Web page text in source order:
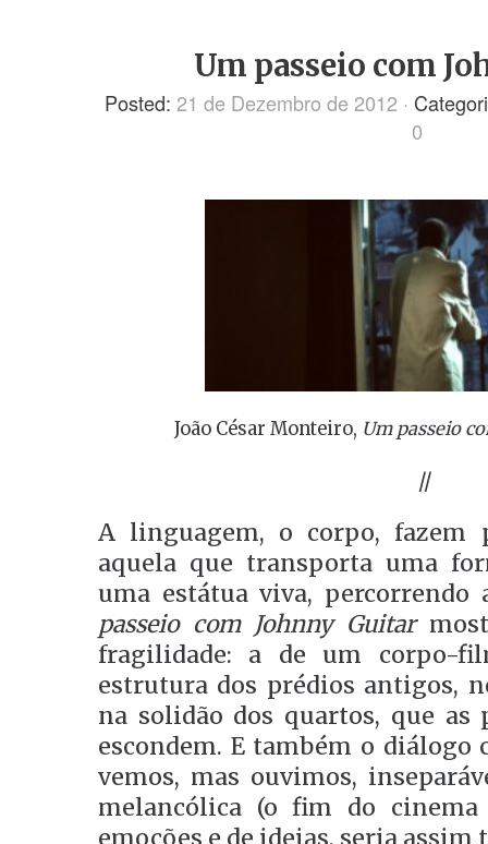
Um passeio com
Posted: 21 de Dezembro de 2012 ·
0
João César Monteiro, Um passeio
//
A linguagem, o corpo, fazem
aquela que transporta uma
uma estátua viva, percorrendo
passeio com Johnny Guitar
fragilidade: a de um corpo-
estrutura dos prédios antigos,
na solidão dos quartos, que as
escondem. E também o
vemos, mas ouvimos,
melancólica (o fim do cinema
emoções e de ideias, seria